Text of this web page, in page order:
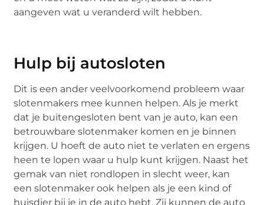
aangeven wat u veranderd wilt hebben.
Hulp bij autosloten
Dit is een ander veelvoorkomend probleem waar
slotenmakers mee kunnen helpen. Als je merkt
dat je buitengesloten bent van je auto, kan een
betrouwbare slotenmaker komen en je binnen
krijgen. U hoeft de auto niet te verlaten en ergens
heen te lopen waar u hulp kunt krijgen. Naast het
gemak van niet rondlopen in slecht weer, kan
een slotenmaker ook helpen als je een kind of
huisdier bij je in de auto hebt. Zij kunnen de auto